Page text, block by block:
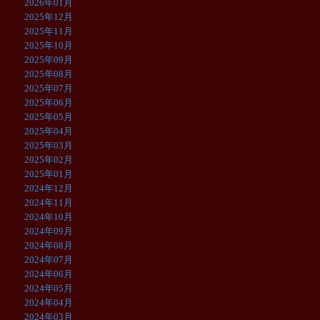
2026年01月
2025年12月
2025年11月
2025年10月
2025年09月
2025年08月
2025年07月
2025年06月
2025年05月
2025年04月
2025年03月
2025年02月
2025年01月
2024年12月
2024年11月
2024年10月
2024年09月
2024年08月
2024年07月
2024年06月
2024年05月
2024年04月
2024年03月